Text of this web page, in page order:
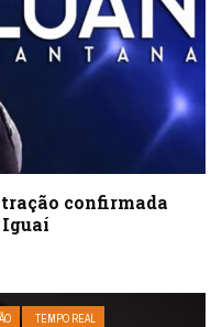
confirmada
Iguaí
TEMPO REAL